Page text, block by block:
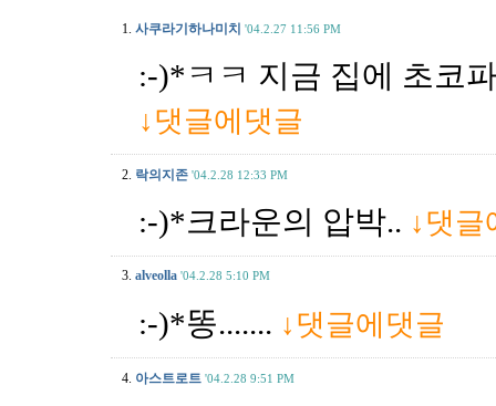
1. 사쿠라기하나미치 '04.2.27 11:56 PM
:-)*ㅋㅋ 지금 집에 초코
↓댓글에댓글
2. 락의지존 '04.2.28 12:33 PM
:-)*크라운의 압박.. ↓댓글
3. alveolla '04.2.28 5:10 PM
:-)*똥....... ↓댓글에댓글
4. 아스트로트 '04.2.28 9:51 PM